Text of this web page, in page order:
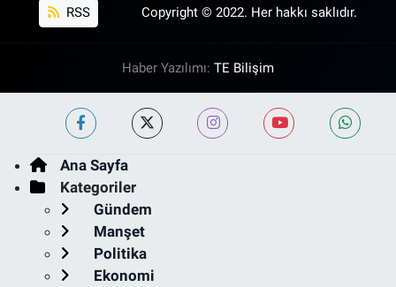
RSS Copyright © 2022. Her hakkı saklıdır.
Haber Yazılımı: TE Bilişim
Ana Sayfa
Kategoriler
Gündem
Manşet
Politika
Ekonomi